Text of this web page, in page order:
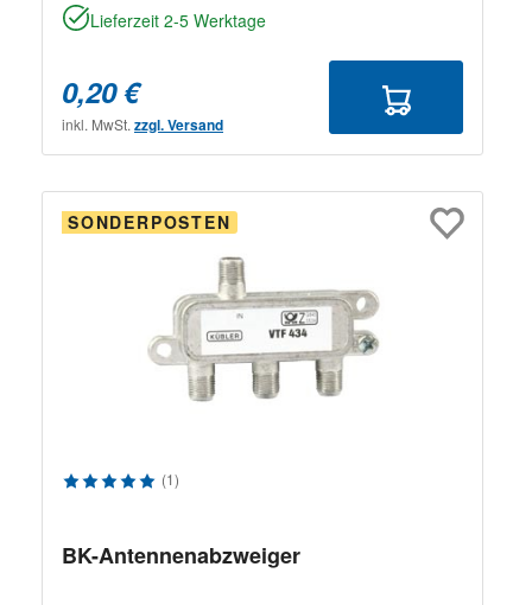
Lieferzeit 2-5 Werktage
0,20 €
inkl. MwSt. zzgl. Versand
SONDERPOSTEN
Durchschnittliche Bewertung von 5 von 5 Sternen
(1)
BK-Antennenabzweiger